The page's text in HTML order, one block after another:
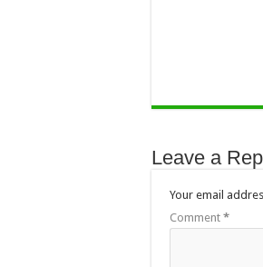
Leave a
Your email
Comment *